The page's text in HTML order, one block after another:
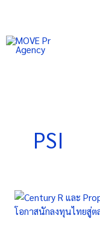
content
PSI
Century
R